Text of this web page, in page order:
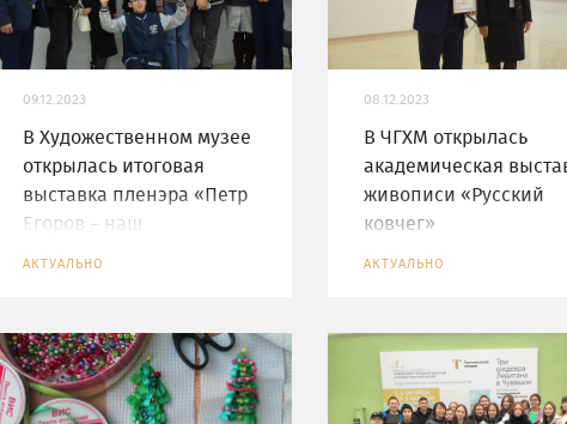
09.12.2023
В Художественном музее
открылась итоговая
выставка пленэра «Петр
Егоров – наш
АКТУАЛЬНО
08.12.2023
В ЧГХМ открылась
академическая
живописи «Русский
ковчег»
АКТУАЛЬНО